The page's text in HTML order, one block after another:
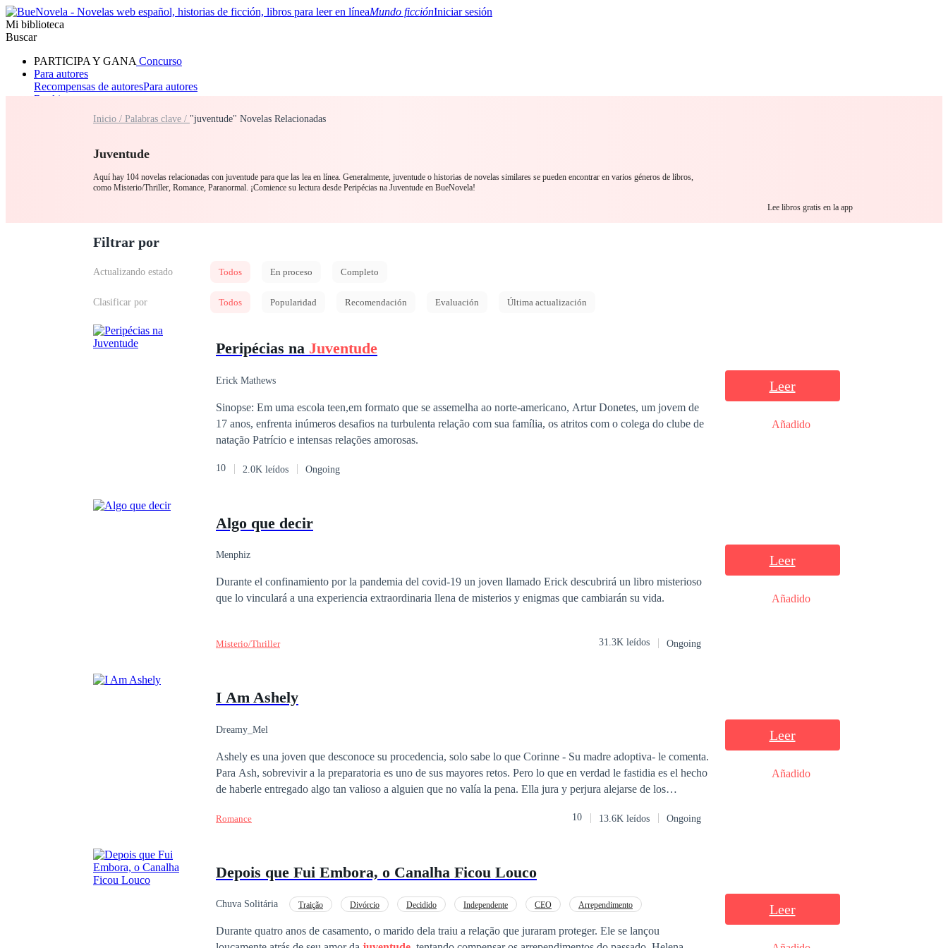
Mundo ficciónIniciar sesión
Mi biblioteca
Buscar
PARTICIPA Y GANA Concurso
Para autores
Recompensas de autoresPara autores
Ranking
RomanceHombre lobo
Inicio / Palabras clave / "juventude" Novelas Relacionadas
Juventude
Aquí hay 104 novelas relacionadas con juventude para que las lea en línea. Generalmente, juventude o historias de novelas similares se pueden encontrar en varios géneros de libros,
como Misterio/Thriller, Romance, Paranormal. ¡Comience su lectura desde Peripécias na Juventude en BueNovela!
Lee libros gratis en la app
Filtrar por
Actualizando estado Todos En proceso Completo
Clasificar por Todos Popularidad Recomendación Evaluación Última actualización
Peripécias na Juventude
Erick Mathews
Sinopse: Em uma escola teen,em formato que se assemelha ao norte-americano, Artur Donetes, um jovem de
17 anos, enfrenta inúmeros desafios na turbulenta relação com sua família, os atritos com o colega do clube de
natação Patrício e intensas relações amorosas.
10 2.0K leídos Ongoing
Leer
Añadido
Algo que decir
Menphiz
Durante el confinamiento por la pandemia del covid-19 un joven llamado Erick descubrirá un libro misterioso
que lo vinculará a una experiencia extraordinaria llena de misterios y enigmas que cambiarán su vida.
Misterio/Thriller 31.3K leídos Ongoing
Leer
Añadido
I Am Ashely
Dreamy_Mel
Ashely es una joven que desconoce su procedencia, solo sabe lo que Corinne - Su madre adoptiva- le comenta.
Para Ash, sobrevivir a la preparatoria es uno de sus mayores retos. Pero lo que en verdad le fastidia es el hecho
de haberle entregado algo tan valioso a alguien que no valía la pena. Ella jura y perjura alejarse de los
lastimada y menos por uno de esos idiota. ¿Que sucede cuándo uno de los Finch, no respeta la decisión de
¿Que puede salir mal?.
Romance 10 13.6K leídos Ongoing
Leer
Añadido
Depois que Fui Embora, o Canalha Ficou Louco
Chuva Solitária Traição Divórcio Decidido Independente CEO
Arrependimento
Durante quatro anos de casamento, o marido dela traiu a relação que juraram proteger. Ele se lançou
Leer